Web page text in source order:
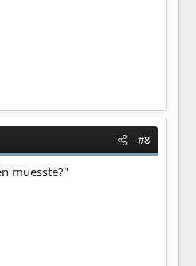
#8
muesste?"